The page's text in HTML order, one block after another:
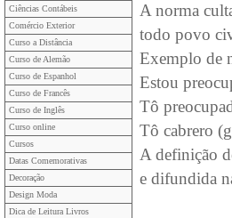
Ciências Contábeis
Comércio Exterior
Curso a Distância
Curso de Alemão
Curso de Espanhol
Curso de Francês
Curso de Inglês
Curso online
Cursos
Datas Comemorativas
Decoração
Design Moda
Dica de Leitura Livros
A norma
todo povo
Exemplo de
Estou
Tô
Tô cabrero
A definição
e difundida